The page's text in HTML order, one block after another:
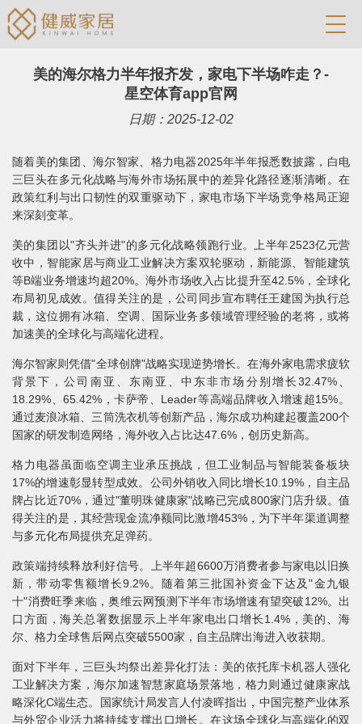
美的海尔格力半年报齐发，家电下半场咋走？-
星空体育app官网
日期：2025-12-02
随着美的集团、海尔智家、格力电器2025年半年报悉数披露，白电
三巨头在多元化战略与海外市场拓展中的差异化路径逐渐清晰。在
政策红利与出口韧性的双重驱动下，家电市场下半场竞争格局正迎
来深刻变革。
美的集团以"齐头并进"的多元化战略领跑行业。上半年2523亿元营
收中，智能家居与商业工业解决方案双轮驱动，新能源、智能建筑
等B端业务增速均超20%。海外市场收入占比提升至42.5%，全球化
布局初见成效。值得关注的是，公司同步宣布聘任王建国为执行总
裁，这位拥有冰箱、空调、国际业务多领域管理经验的老将，或将
加速美的全球化与高端化进程。
海尔智家则凭借"全球创牌"战略实现逆势增长。在海外家电需求疲软
背景下，公司南亚、东南亚、中东非市场分别增长32.47%、
18.29%、65.42%，卡萨帝、Leader等高端品牌收入增速超15%。
通过麦浪冰箱、三筒洗衣机等创新产品，海尔成功构建起覆盖200个
国家的研发制造网络，海外收入占比达47.6%，创历史新高。
格力电器虽面临空调主业承压挑战，但工业制品与智能装备板块
17%的增速彰显转型成效。公司外销收入同比增长10.19%，自主品
牌占比近70%，通过"董明珠健康家"战略已完成800家门店升级。值
得关注的是，其经营现金流净额同比激增453%，为下半年渠道调整
与多元化布局提供充足弹药。
政策端持续释放利好信号。上半年超6600万消费者参与家电以旧换
新，带动零售额增长9.2%。随着第三批国补资金下达及"金九银
十"消费旺季来临，奥维云网预测下半年市场增速有望突破12%。出
口方面，海关总署数据显示上半年家电出口增长1.4%，美的、海
尔、格力全球售后网点突破5500家，自主品牌出海进入收获期。
面对下半年，三巨头均祭出差异化打法：美的依托库卡机器人强化
工业解决方案，海尔加速智慧家庭场景落地，格力则通过健康家战
略深化C端生态。国家统计局发言人付凌晖指出，中国完整产业体系
与外贸企业活力将持续支撑出口增长。在这场全球化与高端化的双